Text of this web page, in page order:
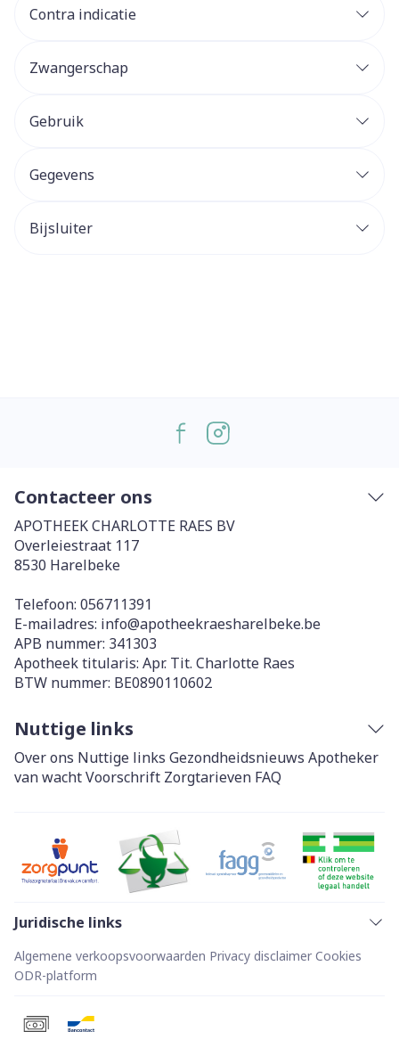
Contra indicatie
Zwangerschap
Gebruik
Gegevens
Bijsluiter
Contacteer ons
APOTHEEK CHARLOTTE RAES BV
Overleiestraat 117
8530 Harelbeke
Telefoon: 056711391
E-mailadres: info@apotheekraesharelbeke.be
APB nummer: 341303
Apotheek titularis: Apr. Tit. Charlotte Raes
BTW nummer: BE0890110602
Nuttige links
Over ons Nuttige links Gezondheidsnieuws Apotheker
van wachtVoorschrift Zorgtarieven FAQ
Juridische links
Algemene verkoopsvoorwaarden Privacy disclaimer Cookies
ODR-platform